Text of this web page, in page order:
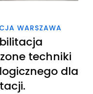
WARSZAWA
techniki
dla